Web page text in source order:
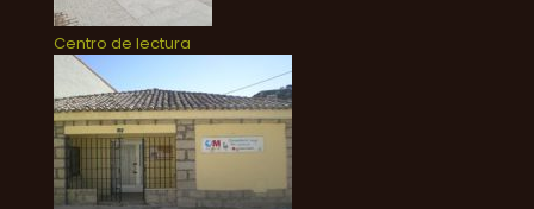
Centro de lectura